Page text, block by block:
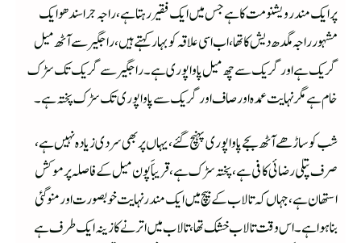
پر ایک مندر ویشنو مت کا ہے جس میں ایک فقیر رہتا ہے،راجہ جراسندھو ایک
مشہو رراجہ مگدھ دیش کا تھا ،اب اسی علاقہ کو بہار کہتے ہیں ،راجگیر سےآٹھ میل
گریک ہے اور گریک سے چھ میل پاواپوری ہے۔راجگیر سے گریک تک سڑک
خام ہے مگر نہایت عمدہ اور صاف اور گریک سے پاواپوری تک سڑک پختہ ہے۔
شب کو ساڑھے آٹھ بجے پاواپور ی پہنچ گئے ،یہاں پر بھی سردی زیادہ نہیں ہے،
صرف پتلی رضائی کافی ہے، پختہ سڑک ہے ،قریباََ پون میل کے فاصلہ پر موکش
استھان ہے ،جہاں کہ تالاب کے بیچ میں ایک مندر نہایت خوبصورت اور منو گئی
بناہوا ہے۔اس وقت تالاب خشک تھا،تالاب میں اترنے کازینہ ایک طرف ہے